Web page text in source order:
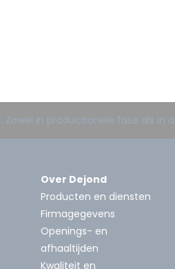
Over Dejond
Producten en diensten
Firmagegevens
Openings- en
afhaaltijden
Kwaliteit en